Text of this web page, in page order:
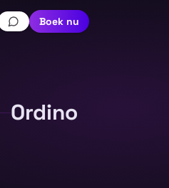
Boek nu
Ordino